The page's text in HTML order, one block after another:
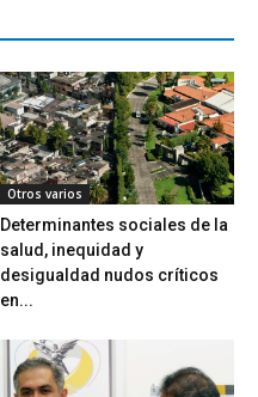
Otros varios
Determinantes sociales de la
salud, inequidad y
desigualdad nudos críticos
en...